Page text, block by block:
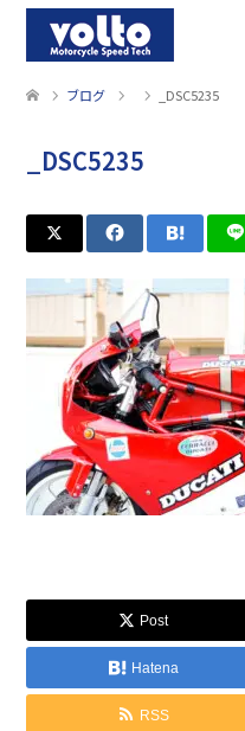
ブログ _DSC5235
_DSC5235
Post
Hatena
RSS